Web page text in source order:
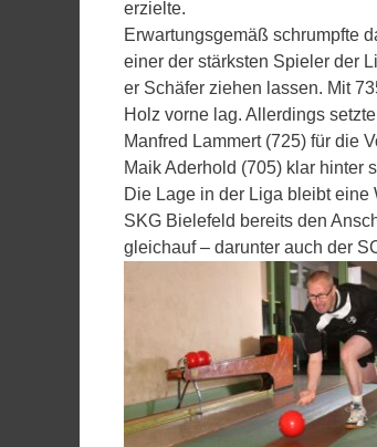
erzielte.
Erwartungsgemäß schrumpfte
einer der stärksten Spieler der
er Schäfer ziehen lassen. Mit
Holz vorne lag. Allerdings
Manfred Lammert (725) für die
Maik Aderhold (705) klar hinter
Die Lage in der Liga bleibt
SKG Bielefeld bereits den
gleichauf – darunter auch der